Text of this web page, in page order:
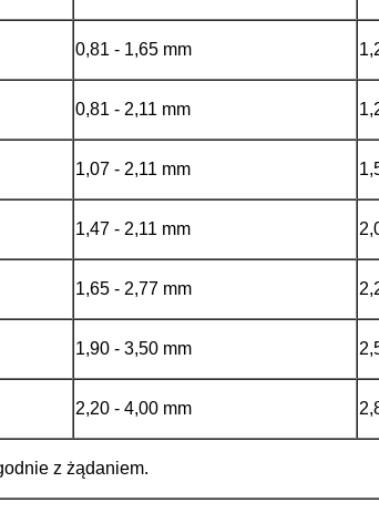
0,81 - 1,65 mm
0,81 - 2,11 mm
1,07 - 2,11 mm
1,47 - 2,11 mm
1,65 - 2,77 mm
1,90 - 3,50 mm
2,20 - 4,00 mm
z żądaniem.